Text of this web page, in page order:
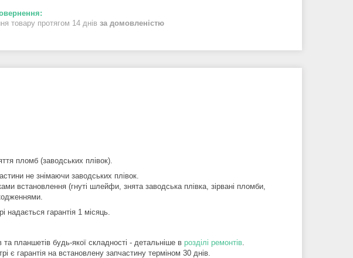
товару протягом 14 днів за домовленістю
пломб (заводських плівок).
не знімаючи заводських плівок.
встановлення (гнуті шлейфи, знята заводська плівка, зірвані пломби,
надається гарантія 1 місяць.
планшетів будь-якої складності - детальніше в розділі ремонтів
гарантія на встановлену запчастину терміном 30 днів.